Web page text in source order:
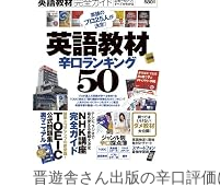
晋遊舎さん出版の辛口評